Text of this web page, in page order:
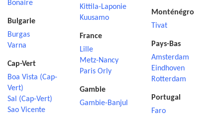
Bonaire
Bulgarie
Burgas
Varna
Cap-Vert
Boa Vista (Cap-
Vert)
Sal (Cap-Vert)
Sao Vicente
Kittila-Laponie
Kuusamo
France
Lille
Metz-Nancy
Paris Orly
Gambie
Gambie-Banjul
Monténégro
Tivat
Pays-Bas
Amsterdam
Eindhoven
Rotterdam
Portugal
Faro